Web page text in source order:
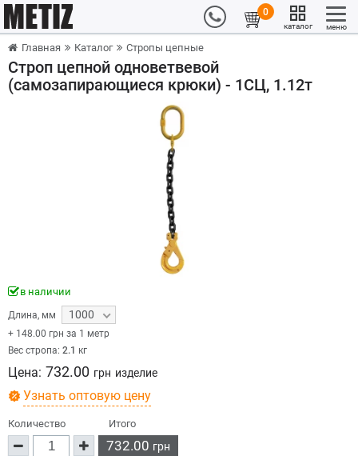
0
каталог меню
Главная Каталог Стропы цепные
Строп цепной одноветвевой
(самозапирающиеся крюки) - 1СЦ, 1.12т
в наличии
Длина, мм 1000
+ 148.00 грн за 1 метр
Вес стропа: 2.1 кг
Цена: 732.00 грн изделие
Узнать оптовую цену
Количество Итого
732.00 грн